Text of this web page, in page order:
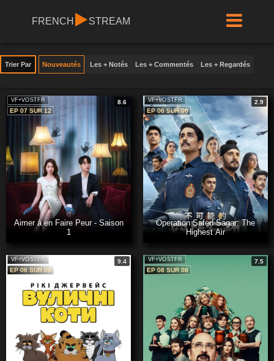
FRENCH STREAM
Trier Par Nouveautés Les + Notés Les + Commentés Les + Regardés
VF+VOSTFR
8.6
EP 07 SUR 12
Aimer à en Faire Peur - Saison
1
VF+VOSTFR
2.9
EP 06 SUR 06
Operation Safed Sagar: The
Highest Air
VF+VOSTFR
9.4
EP 06 SUR 06
VF+VOSTFR
7.5
EP 08 SUR 08